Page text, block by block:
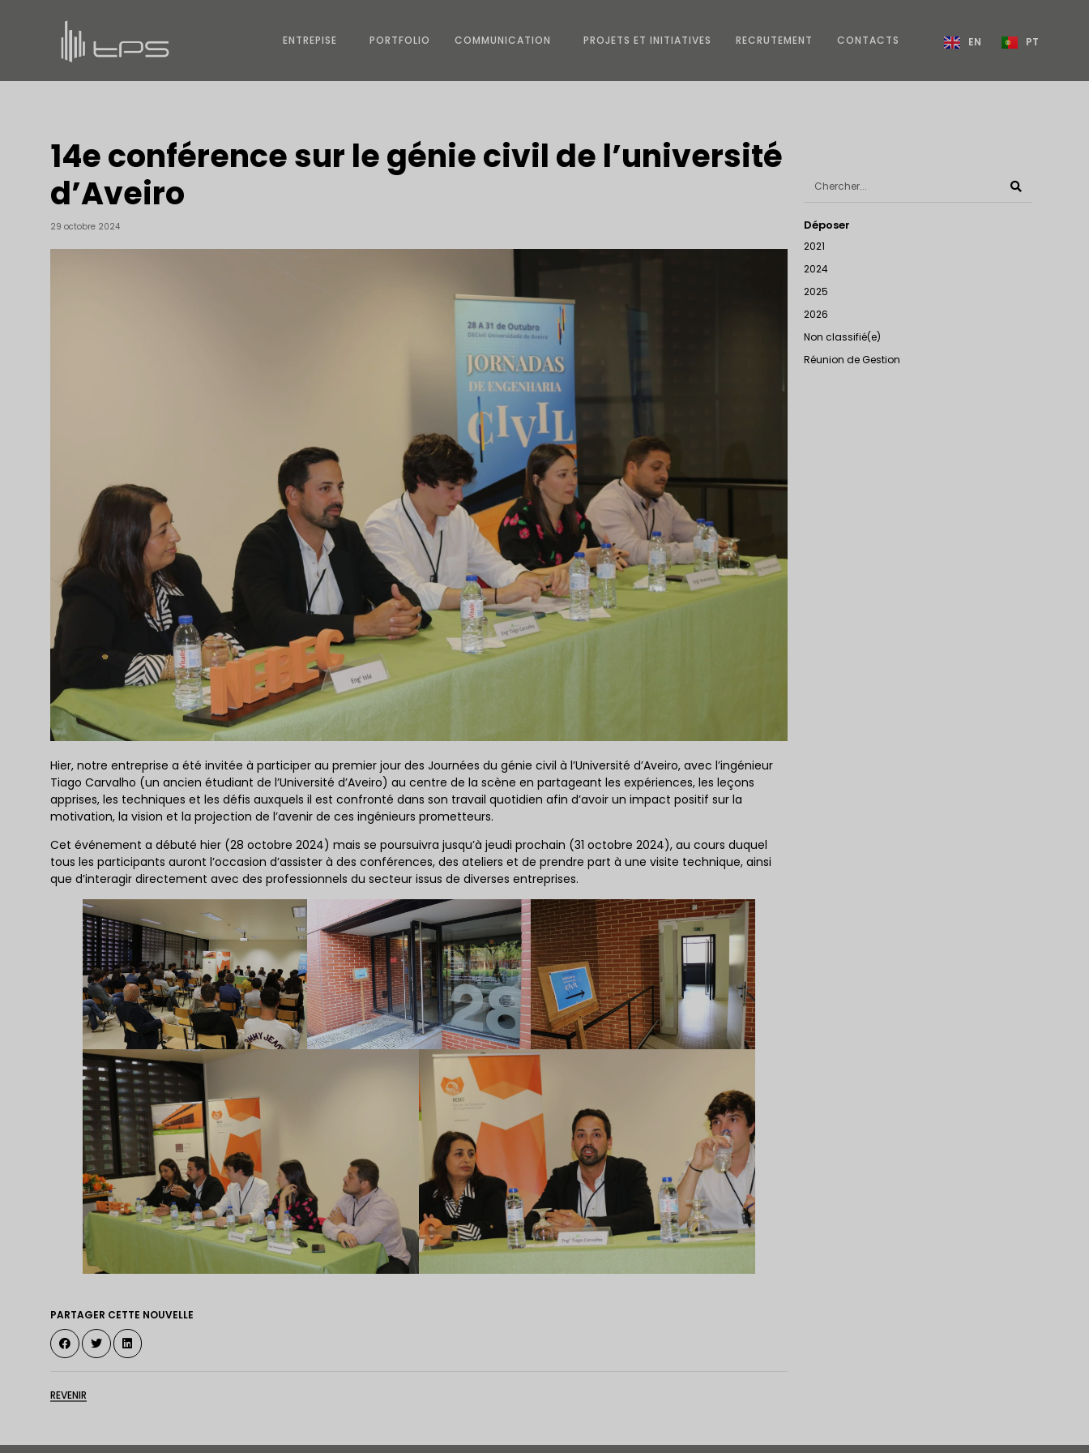
ENTREPISE PORTFOLIO COMMUNICATION PROJETS ET INITIATIVES RECRUTEMENT CONTACTS EN PT
14e conférence sur le génie civil de l’université
d’Aveiro
29 octobre 2024
Hier, notre entreprise a été invitée à participer au premier jour des Journées du génie civil à l’Université d’Aveiro, avec l’ingénieur
Tiago Carvalho (un ancien étudiant de l’Université d’Aveiro) au centre de la scène en partageant les expériences, les leçons
apprises, les techniques et les défis auxquels il est confronté dans son travail quotidien afin d’avoir un impact positif sur la
motivation, la vision et la projection de l’avenir de ces ingénieurs prometteurs.
Cet événement a débuté hier (28 octobre 2024) mais se poursuivra jusqu’à jeudi prochain (31 octobre 2024), au cours duquel
tous les participants auront l’occasion d’assister à des conférences, des ateliers et de prendre part à une visite technique, ainsi
que d’interagir directement avec des professionnels du secteur issus de diverses entreprises.
PARTAGER CETTE NOUVELLE
REVENIR
Déposer
2021
2024
2025
2026
Non classifié(e)
Réunion de Gestion